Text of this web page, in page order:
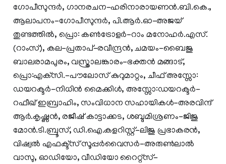
ഗോപീസുന്ദര്‍, ഗാനരചന-ഹരിനാരായണന്‍.ബി.കെ.,
ആലാപനം-ഗോപീസുന്ദര്‍, പി.ആര്‍.ഓ-അജയ്
തുണ്ടത്തില്‍, പ്രൊ: കണ്‍ട്രോളര്‍-റാം മനോഹര്‍.എസ്.
(റാംസ്), കല-പ്രതാപ്-രവീന്ദ്രന്‍, ചമയം-ബൈജു
ബാലരാമപുരം, വസ്ത്രാലങ്കാരം-ഭക്തന്‍ മങ്ങാട്,
പ്രൊ:എക്‌സി.-പൗലോസ് കുറുമാറ്റം, ചീഫ് അസ്സോ:
ഡയറക്ടര്‍-നിധിന്‍ മൈക്കിള്‍, അസ്സോ:ഡയറക്ടര്‍-
റഫീഖ് ഇബ്രാഹിം, സംവിധാന സഹായികള്‍-അരവിന്ദ്
ആര്‍.കൃഷ്ണന്‍, രജീഷ് കാട്ടാക്കട, ശബ്ദമിശ്രണം-ജിജു
മോന്‍.ടി.ബ്രൂസ്, ഡി.ഐ.കളറിസ്റ്റ്-ലിജു പ്രഭാകരന്‍,
വിഷ്വല്‍ എഫക്ട്‌സ് സൂപ്പര്‍വൈസര്‍-അരുണ്‍ലാല്‍
വാസു, ഓഡിയോ, വീഡിയോ റൈറ്റ്‌സ്-